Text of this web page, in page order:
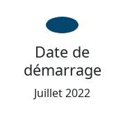
Date de
démarrage
Juillet 2022